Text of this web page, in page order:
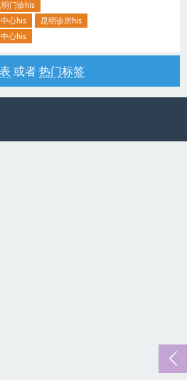
明门诊his
心his
昆明诊所his
心his
或者 热门标签